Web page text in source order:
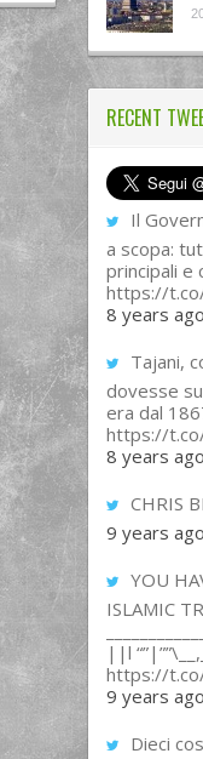
RECENT
Il
a scopa:
principali e
https://
8 years ago
Tajani,
dovesse
era dal
https://
8 years ago
CHRIS
9 years ago
YOU
ISLAMIC
||l
https://
9 years ago
Dieci